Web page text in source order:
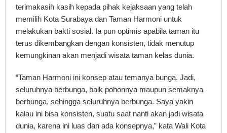
terimakasih kasih kepada pihak kejaksaan yang telah
memilih Kota Surabaya dan Taman Harmoni untuk
melakukan bakti sosial. Ia pun optimis apabila taman itu
terus dikembangkan dengan konsisten, tidak menutup
kemungkinan akan menjadi wisata taman kelas dunia.
“Taman Harmoni ini konsep atau temanya bunga. Jadi,
seluruhnya berbunga, baik pohonnya maupun semaknya
berbunga, sehingga seluruhnya berbunga. Saya yakin
kalau ini bisa konsisten, suatu saat nanti akan jadi wisata
dunia, karena ini luas dan ada konsepnya,” kata Wali Kota